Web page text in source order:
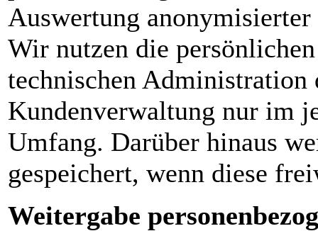
Auswertung
Wir nutzen die
technischen Administration
Kundenverwaltung nur im
Umfang. Darüber hinaus
gespeichert, wenn diese
Weitergabe